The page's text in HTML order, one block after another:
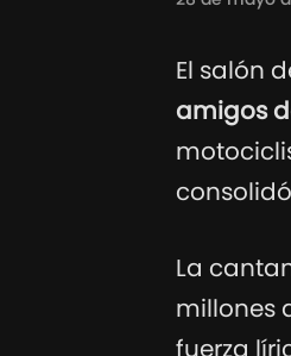
El salón
amigos
La
millones
fuerza